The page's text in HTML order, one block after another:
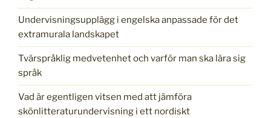
Undervisningsupplägg i engelska anpassade för det
extramurala landskapet
Tvärspråklig medvetenhet och varför man ska lära sig
språk
Vad är egentligen vitsen med att jämföra
skönlitteraturundervisning i ett nordiskt